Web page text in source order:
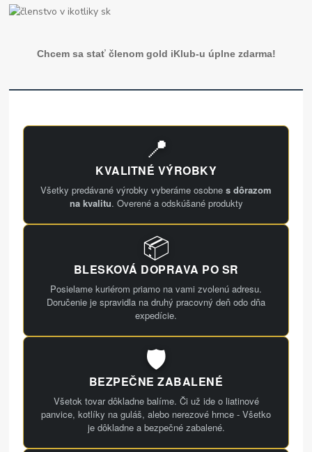
Chcem sa stať členom gold iKlub-u úplne zdarma!
📍
KVALITNÉ VÝROBKY
Všetky predávané výrobky vyberáme osobne s dôrazom
na kvalitu. Overené a odskúšané produkty
📦
BLESKOVÁ DOPRAVA PO SR
Posielame kuriérom priamo na vami zvolenú adresu.
Doručenie je spravidla na druhý pracovný deň odo dňa
expedície.
🛡️
BEZPEČNE ZABALENÉ
Všetok tovar dôkladne balíme. Či už ide o liatinové
panvice, kotlíky na guláš, alebo nerezové hrnce - Všetko
je dôkladne a bezpečné zabalené.